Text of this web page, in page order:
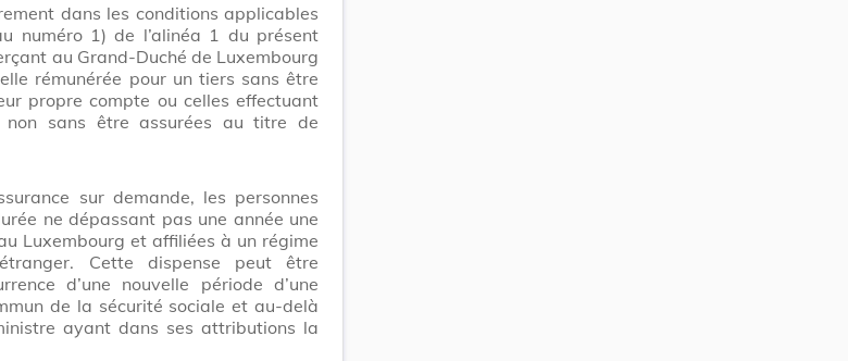
dans les conditions applicables
numéro 1) de l’alinéa 1 du présent
au Grand-Duché de Luxembourg
rémunérée pour un tiers sans être
propre compte ou celles effectuant
non sans être assurées au titre de
sur demande, les personnes
ne dépassant pas une année une
Luxembourg et affiliées à un régime
Cette dispense peut être
d’une nouvelle période d’une
de la sécurité sociale et au-delà
ayant dans ses attributions la